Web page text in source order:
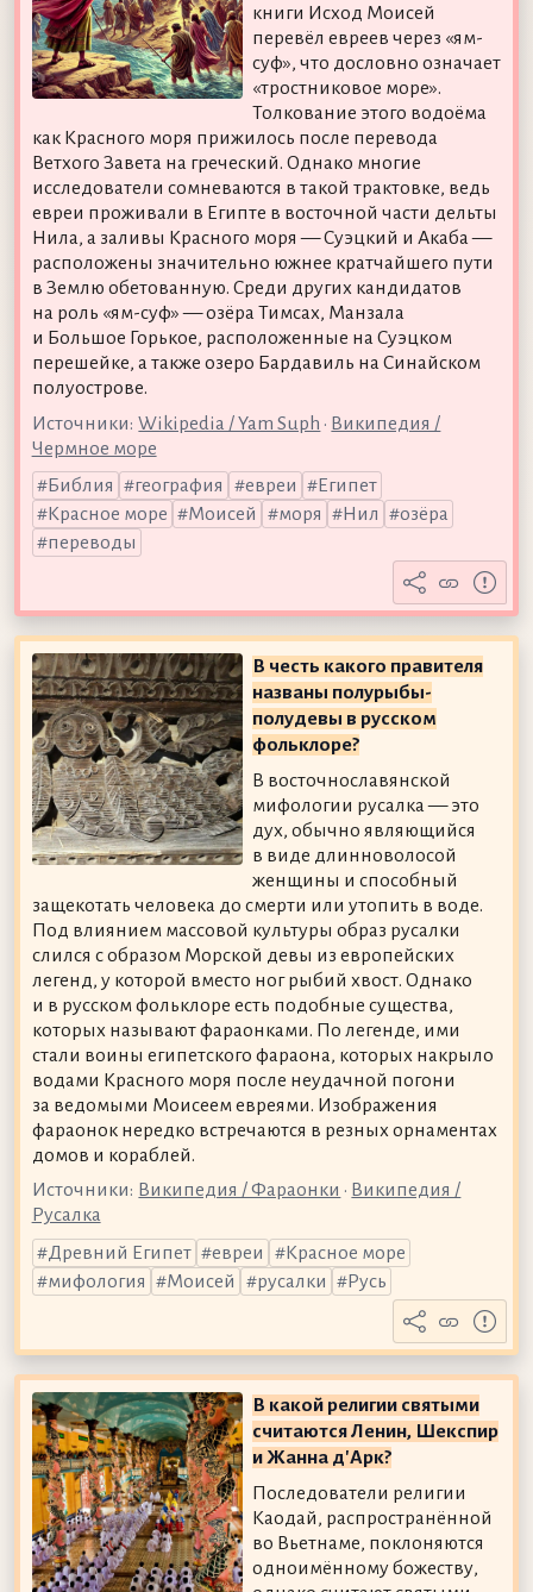
книги Исход Моисей
перевёл евреев через «ям-
суф», что дословно означает
«тростниковое море».
Толкование этого водоёма
как Красного моря прижилось после перевода
Ветхого Завета на греческий. Однако многие
исследователи сомневаются в такой трактовке, ведь
евреи проживали в Египте в восточной части дельты
Нила, а заливы Красного моря — Суэцкий и Акаба —
расположены значительно южнее кратчайшего пути
в Землю обетованную. Среди других кандидатов
на роль «ям-суф» — озёра Тимсах, Манзала
и Большое Горькое, расположенные на Суэцком
перешейке, а также озеро Бардавиль на Синайском
полуострове.
Источники: Wikipedia / Yam Suph • Википедия /
Чермное море
Библия
география евреи
Египет
Красное море
Моисей моря Нил
озёра
переводы
В честь какого правителя
названы полурыбы-
полудевы в русском
фольклоре?
В восточнославянской
мифологии русалка — это
дух, обычно являющийся
в виде длинноволосой
женщины и способный
защекотать человека до смерти или утопить в воде.
Под влиянием массовой культуры образ русалки
слился с образом Морской девы из европейских
легенд, у которой вместо ног рыбий хвост. Однако
и в русском фольклоре есть подобные существа,
которых называют фараонками. По легенде, ими
стали воины египетского фараона, которых накрыло
водами Красного моря после неудачной погони
за ведомыми Моисеем евреями. Изображения
фараонок нередко встречаются в резных орнаментах
домов и кораблей.
Источники: Википедия / Фараонки • Википедия /
Русалка
Древний Египет
евреи
Красное море
мифология
Моисей русалки Русь
В какой религии святыми
считаются Ленин, Шекспир
и Жанна д'Арк?
Последователи религии
Каодай, распространённой
во Вьетнаме, поклоняются
одноимённому божеству,